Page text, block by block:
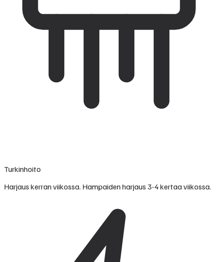
Turkinhoito
Harjaus kerran viikossa. Hampaiden harjaus 3-4 kertaa viikossa.